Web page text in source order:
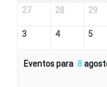
27 28 29
3 4 5
Eventos para 8